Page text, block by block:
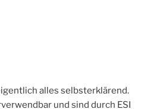
alles selbsterklärend.
und sind durch ESI